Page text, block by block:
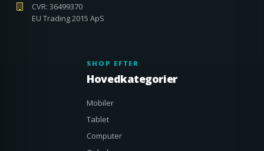
CVR: 36499370
EU Trading 2015 ApS
SHOP EFTER
Hovedkategorier
Mobiler
Tablet
Computer